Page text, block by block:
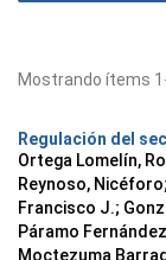
Mostrando ítems
Regulación del
Ortega Lomelín,
Reynoso,
Francisco J.;
Páramo
Moctezuma